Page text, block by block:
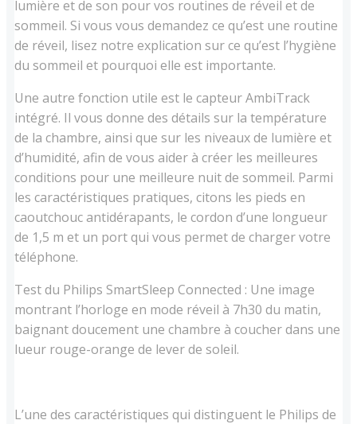
lumière et de son pour vos routines de réveil et de
sommeil. Si vous vous demandez ce qu’est une routine
de réveil, lisez notre explication sur ce qu’est l’hygiène
du sommeil et pourquoi elle est importante.
Une autre fonction utile est le capteur AmbiTrack
intégré. Il vous donne des détails sur la température
de la chambre, ainsi que sur les niveaux de lumière et
d’humidité, afin de vous aider à créer les meilleures
conditions pour une meilleure nuit de sommeil. Parmi
les caractéristiques pratiques, citons les pieds en
caoutchouc antidérapants, le cordon d’une longueur
de 1,5 m et un port qui vous permet de charger votre
téléphone.
Test du Philips SmartSleep Connected : Une image
montrant l’horloge en mode réveil à 7h30 du matin,
baignant doucement une chambre à coucher dans une
lueur rouge-orange de lever de soleil.
L’une des caractéristiques qui distinguent le Philips de